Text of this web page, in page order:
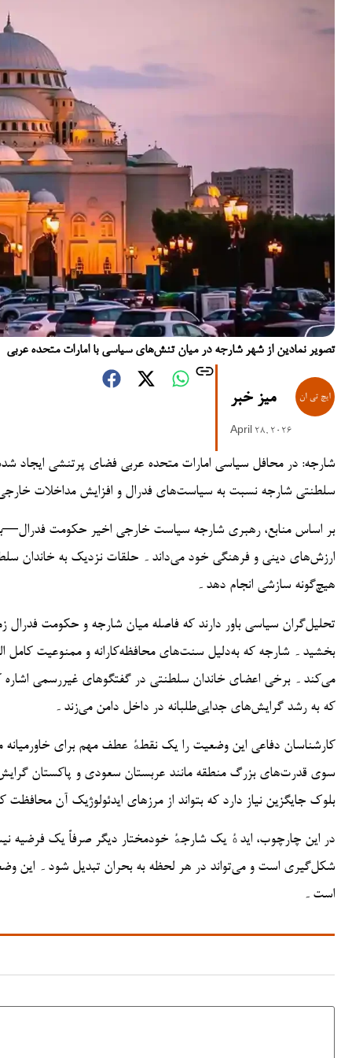
تصویر نمادین از شهر شارجه در میان تنش‌های سیاسی با امارات متحده عربی
میز خبر
April 28, 2026
شارجه: در محافل سیاسی امارات متحده عربی فضای پرتنشی ایجاد
سلطنتی شارجه نسبت به سیاست‌های فدرال و افزایش مداخلات
بر اساس منابع، رهبری شارجه سیاست خارجی اخیر حکومت
ارزش‌های دینی و فرهنگی خود می‌داند۔ حلقات نزدیک به خاندان
هیچ‌گونه سازشی انجام دهد۔
تحلیل‌گران سیاسی باور دارند که فاصله میان شارجه و حکومت
بخشید۔ شارجه که به‌دلیل سنت‌های محافظه‌کارانه و ممنوعیت کامل
می‌کند۔ برخی اعضای خاندان سلطنتی در گفتگوهای غیررسمی اشاره
که به رشد گرایش‌های جدایی‌طلبانه در داخل دامن می‌زند۔
کارشناسان دفاعی این وضعیت را یک نقطهٔ عطف مهم برای خاورمیانه
سوی قدرت‌های بزرگ منطقه مانند عربستان سعودی و پاکستان
بلوک جایگزین نیاز دارد که بتواند از مرزهای ایدئولوژیک آن محافظت
در این چارچوب، ایدهٔ یک شارجهٔ خودمختار دیگر صرفاً یک فرضیه
شکل‌گیری است و می‌تواند در هر لحظه به بحران تبدیل شود۔ این
است۔